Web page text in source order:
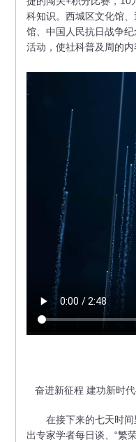
科知识。西城区文化馆
馆、中国人民抗日战争
活动，使社科普及周的内
奋进新征程 建功新时
在接下来的七天时间
出专家学者每日谈、“繁